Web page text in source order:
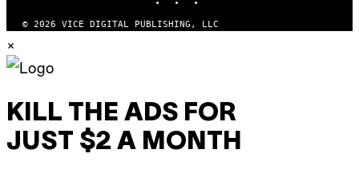
© 2026 VICE DIGITAL PUBLISHING, LLC
×
KILL THE ADS FOR
JUST $2 A MONTH